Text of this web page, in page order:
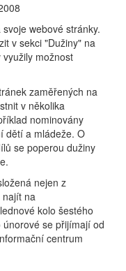
webové stránky.
v sekci "Dužiny" na
možnost
zaměřených na
v několika
nominovány
dětí a mládeže. O
se poperou dužiny
nejen z
na
kolo šestého
se přijímají od
centrum